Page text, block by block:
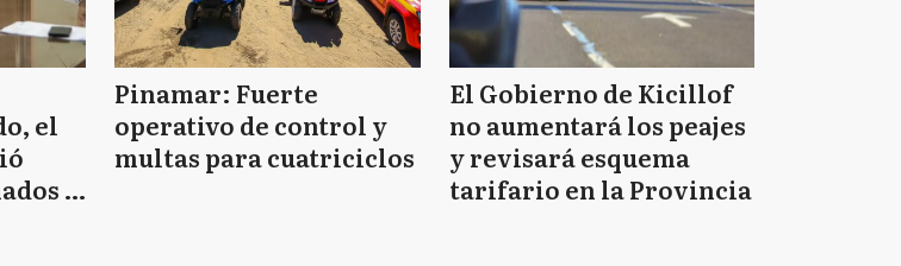
el
y
Pinamar: Fuerte
operativo de control y
multas para cuatriciclos
El Gobierno de Kicillof
no aumentará los peajes
y revisará esquema
tarifario en la Provincia